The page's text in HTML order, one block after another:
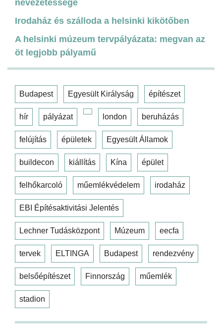
nevezetessége
Irodaház és szálloda a helsinki kikötőben
A helsinki múzeum tervpályázata: megvan az
öt legjobb pályamű
Budapest Egyesült Királyság építészet
hír pályázat london beruházás
felújítás épületek Egyesült Államok
buildecon kiállítás Kína épület
felhőkarcoló műemlékvédelem irodaház
EBI Építésaktivitási Jelentés
Lechner Tudásközpont Múzeum eecfa
tervek ELTINGA Budapest rendezvény
belsőépítészet Finnország műemlék
stadion